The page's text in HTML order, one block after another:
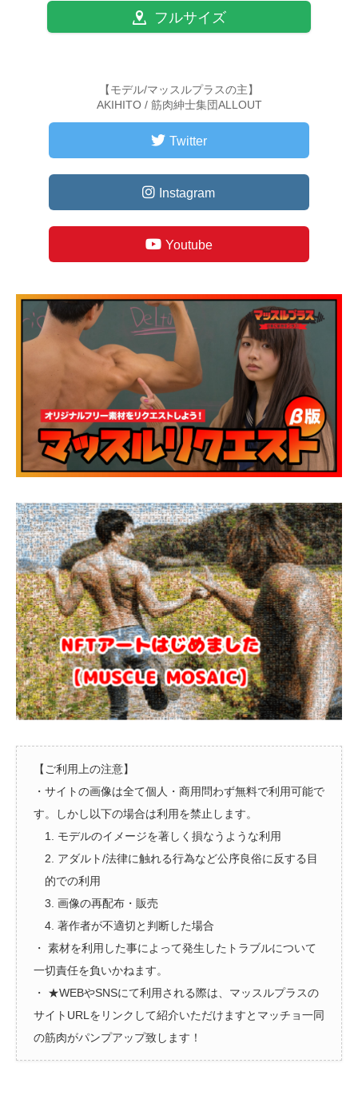
フルサイズ
【モデル/マッスルプラスの主】
AKIHITO / 筋肉紳士集団ALLOUT
Twitter
Instagram
Youtube
【ご利用上の注意】
・サイトの画像は全て個人・商用問わず無料で利用可能で
す。しかし以下の場合は利用を禁止します。
1. モデルのイメージを著しく損なうような利用
2. アダルト/法律に触れる行為など公序良俗に反する目
的での利用
3. 画像の再配布・販売
4. 著作者が不適切と判断した場合
・ 素材を利用した事によって発生したトラブルについて
一切責任を負いかねます。
・ ★WEBやSNSにて利用される際は、マッスルプラスの
サイトURLをリンクして紹介いただけますとマッチョ一同
の筋肉がパンプアップ致します！